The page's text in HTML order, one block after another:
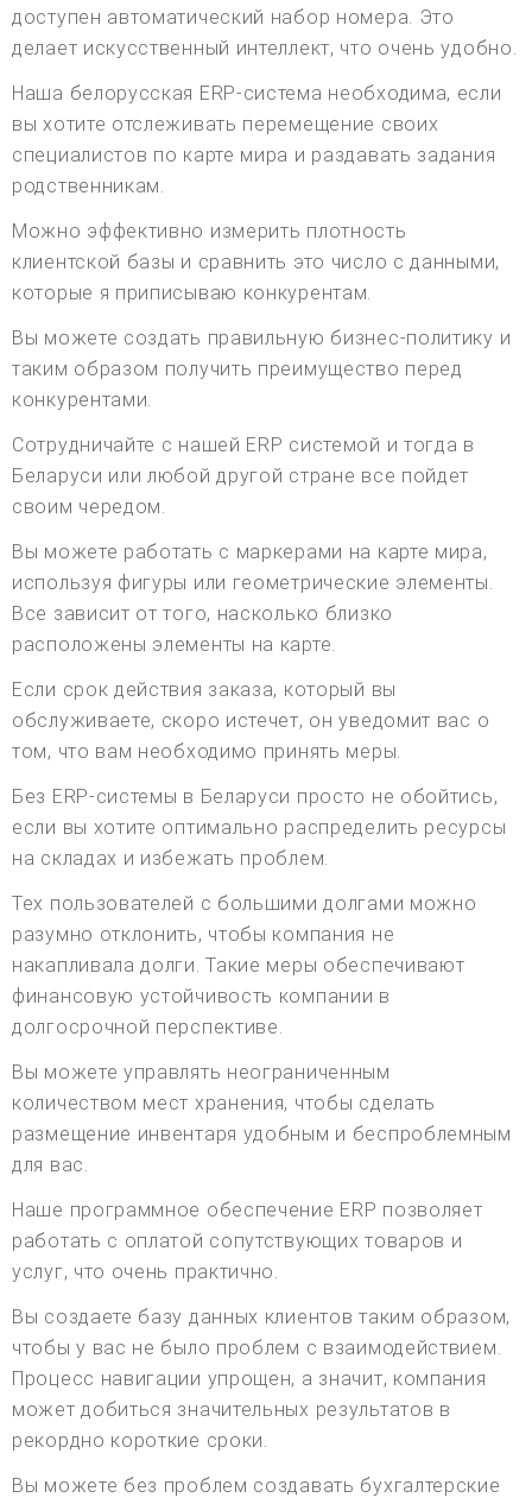
доступен автоматический набор номера. Это
делает искусственный интеллект, что очень удобно.
Наша белорусская ERP-система необходима, если
вы хотите отслеживать перемещение своих
специалистов по карте мира и раздавать задания
родственникам.
Можно эффективно измерить плотность
клиентской базы и сравнить это число с данными,
которые я приписываю конкурентам.
Вы можете создать правильную бизнес-политику и
таким образом получить преимущество перед
конкурентами.
Сотрудничайте с нашей ERP системой и тогда в
Беларуси или любой другой стране все пойдет
своим чередом.
Вы можете работать с маркерами на карте мира,
используя фигуры или геометрические элементы.
Все зависит от того, насколько близко
расположены элементы на карте.
Если срок действия заказа, который вы
обслуживаете, скоро истечет, он уведомит вас о
том, что вам необходимо принять меры.
Без ERP-системы в Беларуси просто не обойтись,
если вы хотите оптимально распределить ресурсы
на складах и избежать проблем.
Тех пользователей с большими долгами можно
разумно отклонить, чтобы компания не
накапливала долги. Такие меры обеспечивают
финансовую устойчивость компании в
долгосрочной перспективе.
Вы можете управлять неограниченным
количеством мест хранения, чтобы сделать
размещение инвентаря удобным и беспроблемным
для вас.
Наше программное обеспечение ERP позволяет
работать с оплатой сопутствующих товаров и
услуг, что очень практично.
Вы создаете базу данных клиентов таким образом,
чтобы у вас не было проблем с взаимодействием.
Процесс навигации упрощен, а значит, компания
может добиться значительных результатов в
рекордно короткие сроки.
Вы можете без проблем создавать бухгалтерские